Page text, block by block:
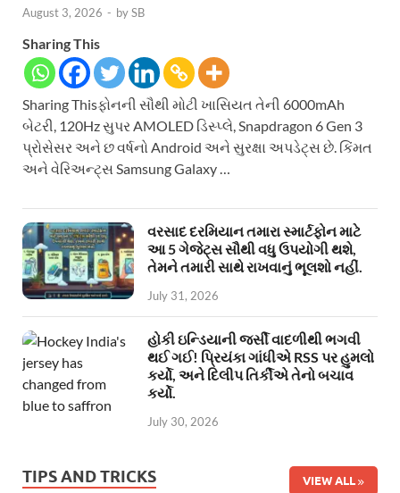
August 3, 2026 - bySB
Sharing This
Sharing Thisફોનની સૌથી મોટી ખાસિયત તેની 6000mAh
બેટરી, 120Hz સુપર AMOLED ડિસ્પ્લે, Snapdragon 6 Gen 3
પ્રોસેસર અને છ વર્ષનો Android અને સુરક્ષા અપડેટ્સ છે. કિંમત
અને વેરિઅન્ટ્સ Samsung Galaxy …
વરસાદ દરમિયાન તમારા સ્માર્ટફોન માટે
આ 5 ગેજેટ્સ સૌથી વધુ ઉપયોગી થશે,
તેમને તમારી સાથે રાખવાનું ભૂલશો નહીં.
July 31, 2026
હોકી ઇન્ડિયાની જર્સી વાદળીથી ભગવી
થઈ ગઈ! પ્રિયંકા ગાંધીએ RSS પર હુમલો
કર્યો, અને દિલીપ તિર્કીએ તેનો બચાવ
કર્યો.
July 30, 2026
TIPS AND TRICKS VIEW ALL